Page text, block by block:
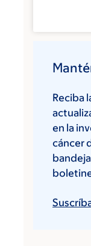
Reciba
en la
cáncer